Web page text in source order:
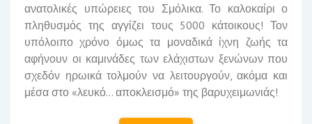
ανατολικές υπώρειες του Σμόλικα. Το καλοκαίρι ο
πληθυσμός της αγγίζει τους 5000 κάτοικους! Τον
υπόλοιπο χρόνο όμως τα μοναδικά ίχνη ζωής τα
αφήνουν οι καμινάδες των ελάχιστων ξενώνων που
σχεδόν ηρωικά τολμούν να λειτουργούν, ακόμα και
μέσα στο «λευκό… αποκλεισμό» της βαρυχειμωνιάς!